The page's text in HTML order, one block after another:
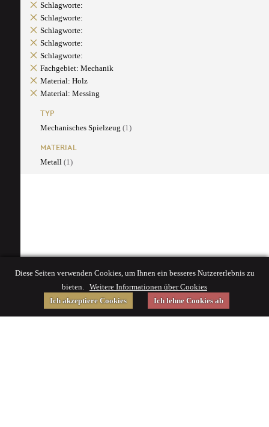
Schlagworte:
Schlagworte:
Schlagworte:
Schlagworte:
Schlagworte:
Fachgebiet: Mechanik
Material: Holz
Material: Messing
TYP
Mechanisches Spielzeug (1)
MATERIAL
Metall (1)
Diese Seiten verwenden Cookies, um Ihnen ein besseres Nutzererlebnis zu
bieten. Weitere Informationen über Cookies
Ich akzeptiere Cookies
Ich lehne Cookies ab